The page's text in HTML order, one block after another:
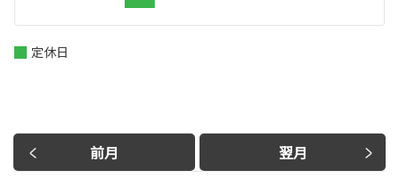
前月 翌月
定休日